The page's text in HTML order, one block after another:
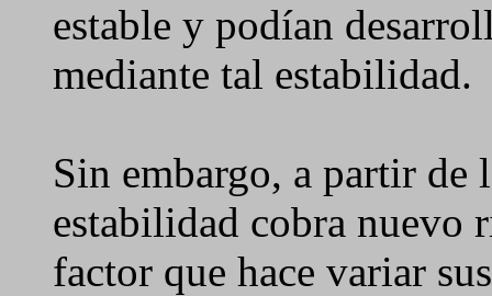
estable y podían
mediante tal estabilidad.
Sin embargo, a partir de
estabilidad cobra nuevo
factor que hace variar